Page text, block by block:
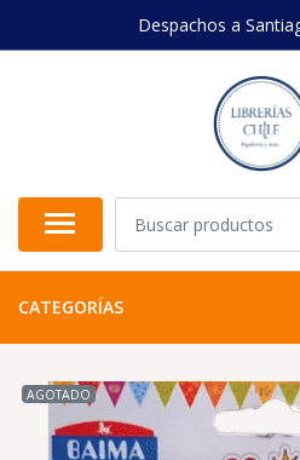
Despachos a
CATEGORÍAS
AGOTADO